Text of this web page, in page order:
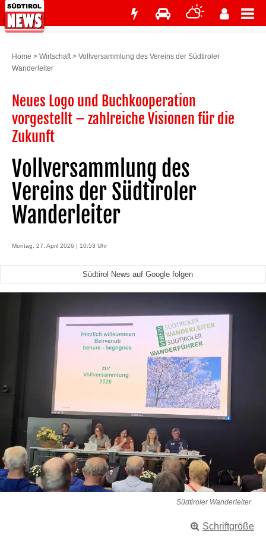
Home > Wirtschaft> Vollversammlung des Vereins der Südtiroler
Wanderleiter
Neues Logo und Buchkooperation
vorgestellt – zahlreiche Visionen für die
Zukunft
Vollversammlung des
Vereins der Südtiroler
Wanderleiter
Montag, 27. April 2026 | 10:53 Uhr
Südtirol News auf Google folgen
Südtiroler Wanderleiter
Schriftgröße